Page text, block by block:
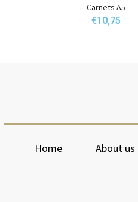
Carnets A5
€10,75
Home About us